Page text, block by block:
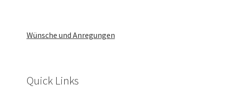
Wünsche und Anregungen
Quick Links